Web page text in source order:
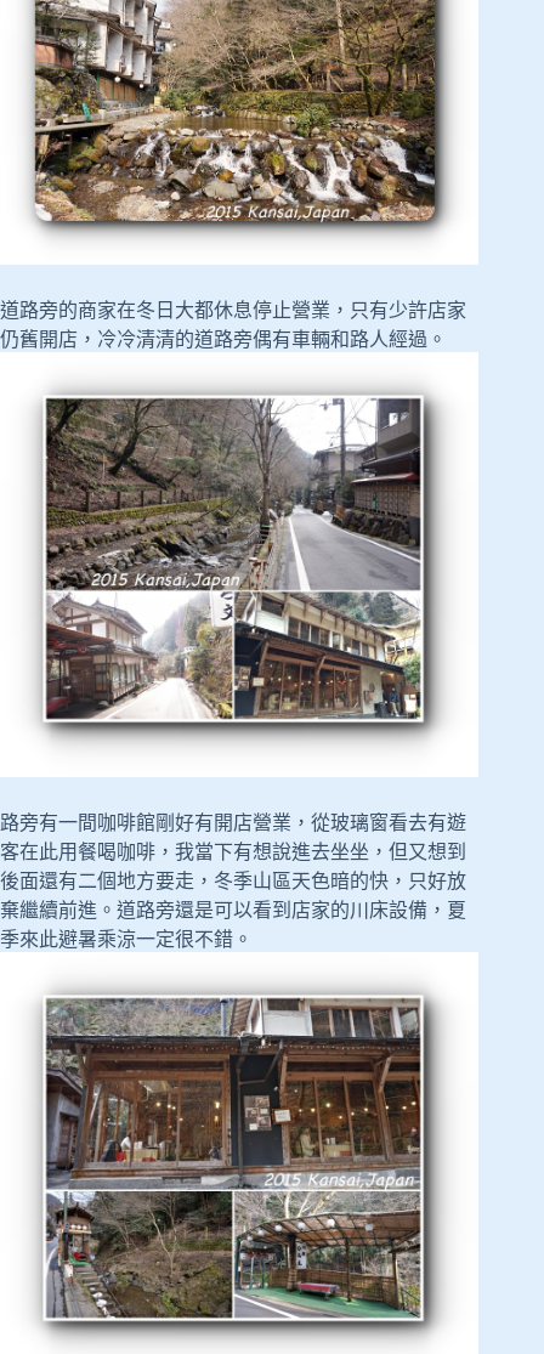
道路旁的商家在冬日大都休息停止營業，只有少許店家
仍舊開店，冷冷清清的道路旁偶有車輛和路人經過。
路旁有一間咖啡館剛好有開店營業，從玻璃窗看去有遊
客在此用餐喝咖啡，我當下有想說進去坐坐，但又想到
後面還有二個地方要走，冬季山區天色暗的快，只好放
棄繼續前進。道路旁還是可以看到店家的川床設備，夏
季來此避暑乘涼一定很不錯。